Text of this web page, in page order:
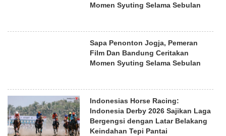
Momen Syuting Selama Sebulan
Sapa Penonton Jogja, Pemeran
Film Dan Bandung Ceritakan
Momen Syuting Selama Sebulan
Indonesias Horse Racing:
Indonesia Derby 2026 Sajikan Laga
Bergengsi dengan Latar Belakang
Keindahan Tepi Pantai